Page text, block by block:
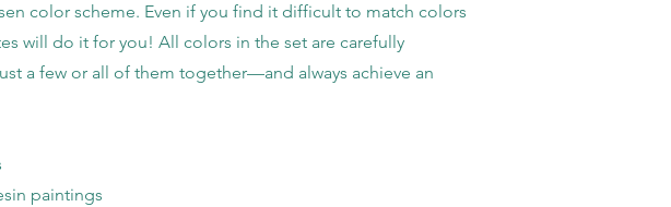
color scheme. Even if you find it difficult to match colors
will do it for you! All colors in the set are carefully
a few or all of them together—and always achieve an
paintings